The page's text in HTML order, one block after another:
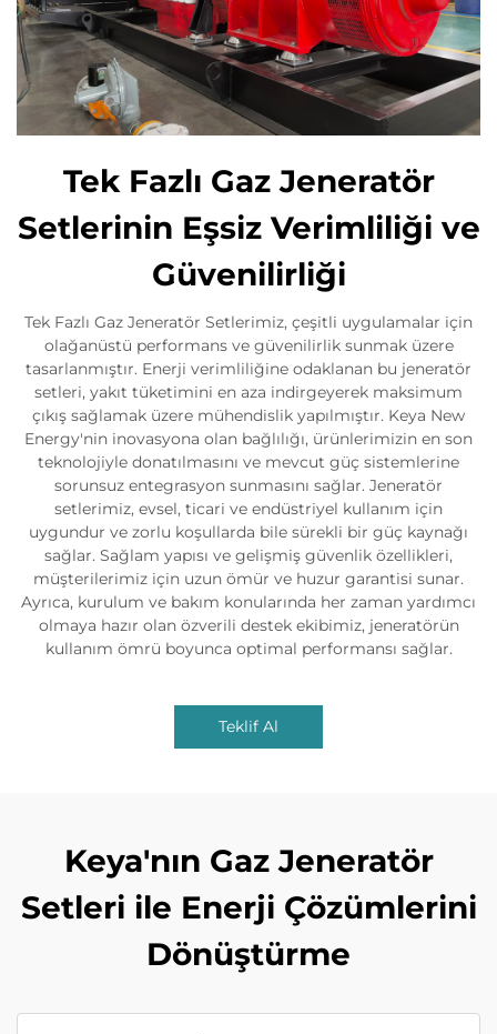
Tek Fazlı Gaz Jeneratör
Setlerinin Eşsiz Verimliliği ve
Güvenilirliği
Tek Fazlı Gaz Jeneratör Setlerimiz, çeşitli uygulamalar için
olağanüstü performans ve güvenilirlik sunmak üzere
tasarlanmıştır. Enerji verimliliğine odaklanan bu jeneratör
setleri, yakıt tüketimini en aza indirgeyerek maksimum
çıkış sağlamak üzere mühendislik yapılmıştır. Keya New
Energy'nin inovasyona olan bağlılığı, ürünlerimizin en son
teknolojiyle donatılmasını ve mevcut güç sistemlerine
sorunsuz entegrasyon sunmasını sağlar. Jeneratör
setlerimiz, evsel, ticari ve endüstriyel kullanım için
uygundur ve zorlu koşullarda bile sürekli bir güç kaynağı
sağlar. Sağlam yapısı ve gelişmiş güvenlik özellikleri,
müşterilerimiz için uzun ömür ve huzur garantisi sunar.
Ayrıca, kurulum ve bakım konularında her zaman yardımcı
olmaya hazır olan özverili destek ekibimiz, jeneratörün
kullanım ömrü boyunca optimal performansı sağlar.
Teklif Al
Keya'nın Gaz Jeneratör
Setleri ile Enerji Çözümlerini
Dönüştürme